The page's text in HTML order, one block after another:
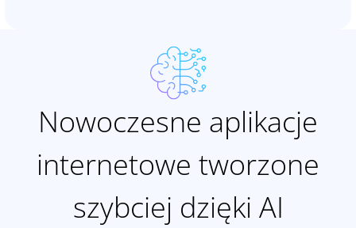
Nowoczesne aplikacje
internetowe tworzone
szybciej dzięki AI